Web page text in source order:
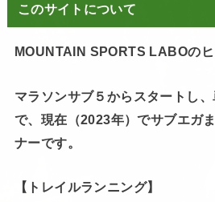
このサイトについて
MOUNTAIN SPORTS LABOのヒ
マラソンサブ５からスタートし
で、現在（2023年）でサブエガ
ナーです。
【トレイルランニング】